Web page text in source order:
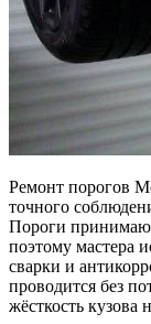
Ремонт порогов
точного
Пороги
поэтому мастера
сварки и
проводится без
жёсткость кузова